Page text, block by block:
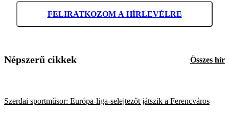
FELIRATKOZOM A HÍRLEVÉLRE
Népszerű cikkek Összes hír
Szerdai sportműsor: Európa-liga-selejtezőt játszik a Ferencváros